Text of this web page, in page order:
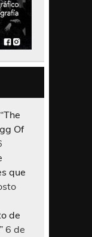
Of
que
de
6 de